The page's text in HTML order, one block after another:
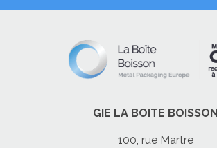
GIE LA BOITE BOISSON
100, rue Martre